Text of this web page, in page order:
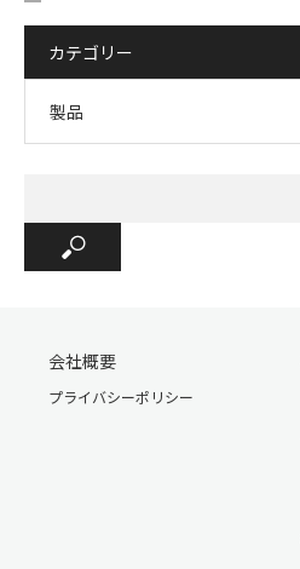
カテゴリー
製品
会社概要
プライバシーポリシー